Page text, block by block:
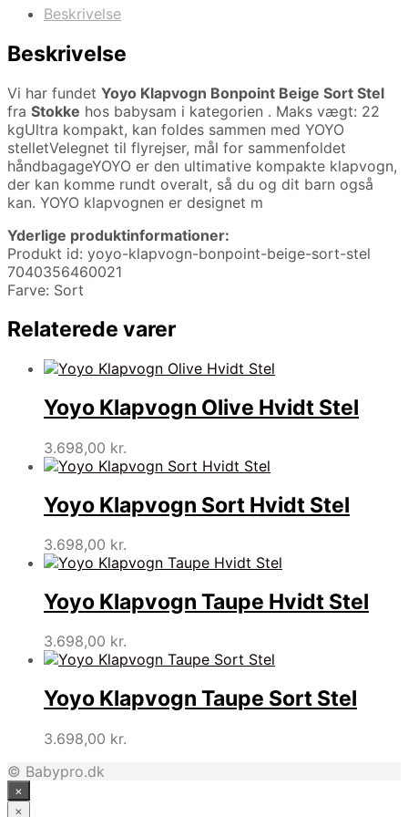
Beskrivelse
Beskrivelse
Vi har fundet Yoyo Klapvogn Bonpoint Beige Sort Stel
fra Stokke hos babysam i kategorien . Maks vægt: 22
kgUltra kompakt, kan foldes sammen med YOYO
stelletVelegnet til flyrejser, mål for sammenfoldet
håndbagageYOYO er den ultimative kompakte klapvogn,
der kan komme rundt overalt, så du og dit barn også
kan. YOYO klapvognen er designet m
Yderlige produktinformationer:
Produkt id: yoyo-klapvogn-bonpoint-beige-sort-stel
7040356460021
Farve: Sort
Relaterede varer
Yoyo Klapvogn Olive Hvidt Stel
3.698,00 kr.
Yoyo Klapvogn Sort Hvidt Stel
3.698,00 kr.
Yoyo Klapvogn Taupe Hvidt Stel
3.698,00 kr.
Yoyo Klapvogn Taupe Sort Stel
3.698,00 kr.
© Babypro.dk
×
×